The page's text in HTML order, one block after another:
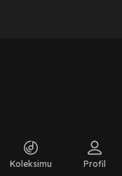
Koleksimu Profil